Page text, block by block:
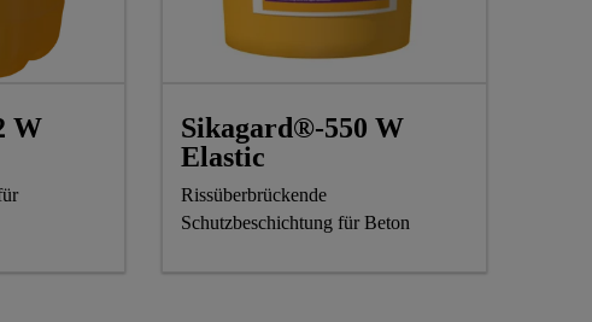
W
Sikagard®-550 W
Elastic
Rissüberbrückende
Schutzbeschichtung für Beton